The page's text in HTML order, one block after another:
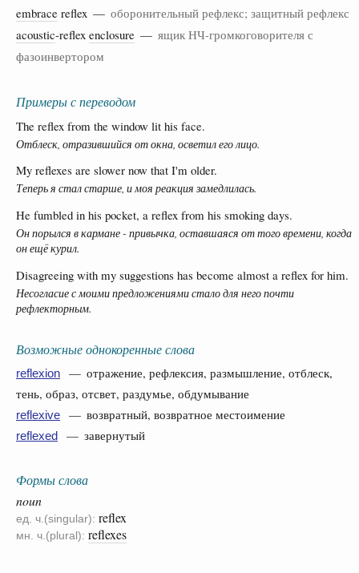
embrace reflex — оборонительный рефлекс; защитный рефлекс
acoustic-reflex enclosure — ящик НЧ-громкоговорителя с
фазоинвертором
Примеры с переводом
The reflex from the window lit his face.
Отблеск, отразившийся от окна, осветил его лицо.
My reflexes are slower now that I'm older.
Теперь я стал старше, и моя реакция замедлилась.
He fumbled in his pocket, a reflex from his smoking days.
Он порылся в кармане - привычка, оставшаяся от того времени, когда
он ещё курил.
Disagreeing with my suggestions has become almost a reflex for him.
Несогласие с моими предложениями стало для него почти
рефлекторным.
Возможные однокоренные слова
reflexion
— отражение, рефлексия, размышление, отблеск,
тень, образ, отсвет, раздумье, обдумывание
reflexive — возвратный, возвратное местоимение
reflexed — завернутый
Формы слова
noun
ед. ч.(singular): reflex
мн. ч.(plural): reflexes